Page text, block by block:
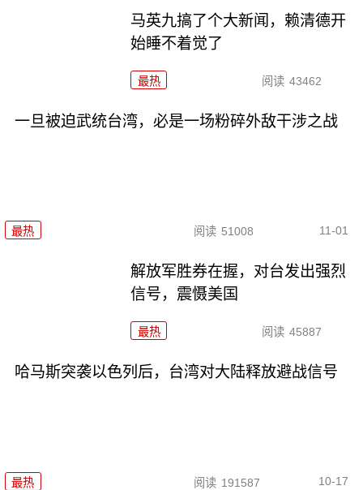
马英九搞了个大新闻，赖清德开
始睡不着觉了
最热 阅读 43462
一旦被迫武统台湾，必是一场粉碎外敌干涉之战
最热 阅读 51008 11-01
解放军胜券在握，对台发出强烈
信号，震慑美国
最热 阅读 45887
哈马斯突袭以色列后，台湾对大陆释放避战信号
最热 阅读 191587 10-17